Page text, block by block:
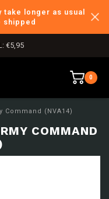
longer as usual
shipped
€5,95
0
Command (NVA14)
COMMAND